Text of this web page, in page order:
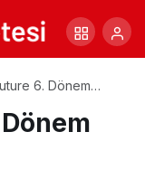
6. Dönem
Buluşması